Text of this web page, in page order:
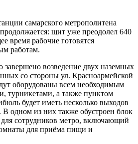
самарского метрополитена
щит уже преодолел 640
время рабочие готовятся
работам.
возведение двух наземных
со стороны ул. Красноармейской
оборудованы всем необходимым
турникетами, а также пунктом
будет иметь несколько выходов
В одном из них также обустроен блок
сотрудников метро, включающий
для приёма пищи и